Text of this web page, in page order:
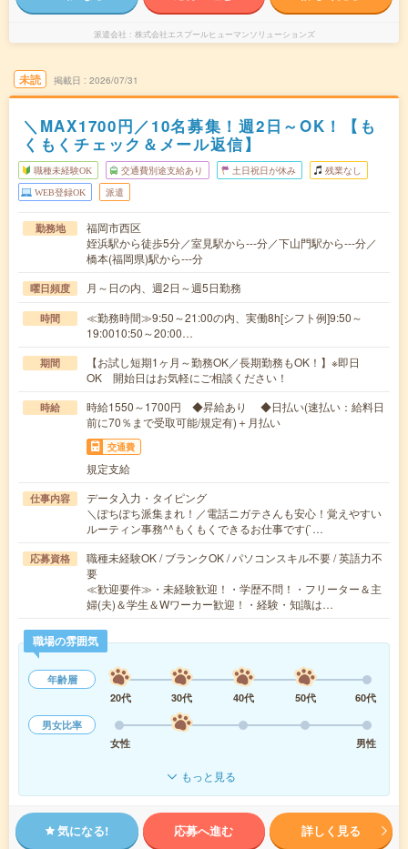
派遣会社 株式会社エスプールヒューマンソリューションズ
未読 掲載日 2026/07/31
＼MAX1700円／10名募集！週2日～OK！【も
くもくチェック＆メール返信】
職種未経験OK 交通費別途支給あり 土日祝日が休み 残業なし
WEB登録OK 派遣
勤務地
福岡市西区
姪浜駅から徒歩5分／室見駅から---分／下山門駅から---分／
橋本(福岡県)駅から---分
曜日頻度 月～日の内、週2日～週5日勤務
時間
≪勤務時間≫9:50～21:00の内、実働8h[シフト例]9:50～
19:0010:50～20:00…
期間
【お試し短期1ヶ月～勤務OK／長期勤務もOK！】※即日
OK 開始日はお気軽にご相談ください！
時給
時給1550～1700円 ◆昇給あり ◆日払い(速払い：給料日
前に70％まで受取可能/規定有)＋月払い
交通費
規定支給
仕事内容
データ入力・タイピング
＼ぽちぽち派集まれ！／電話ニガテさんも安心！覚えやすい
ルーティン事務^^もくもくできるお仕事です(`…
応募資格
職種未経験OK / ブランクOK / パソコンスキル不要 / 英語力不
要
≪歓迎要件≫・未経験歓迎！・学歴不問！・フリーター＆主
婦(夫)＆学生＆Wワーカー歓迎！・経験・知識は…
職場の雰囲気
年齢層
20代
30代 40代 50代
60代
男女比率
女性
男性
もっと見る
気になる! 応募へ進む 詳しく見る